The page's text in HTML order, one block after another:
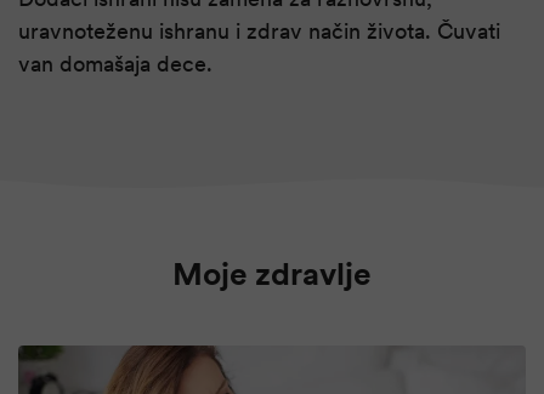
uravnoteženu ishranu i zdrav način života. Čuvati
van domašaja dece.
Moje zdravlje